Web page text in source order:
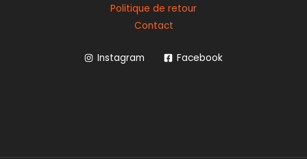
Politique de retour
Contact
Instagram Facebook